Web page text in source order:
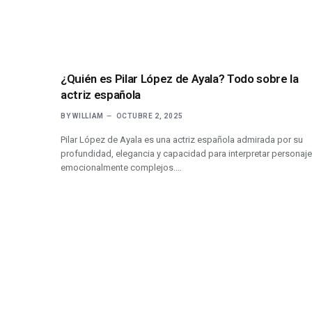
¿Quién es Pilar López de Ayala? Todo sobre la
actriz española
BY WILLIAM OCTUBRE 2, 2025
Pilar López de Ayala es una actriz española admirada por su
profundidad, elegancia y capacidad para interpretar
emocionalmente complejos.…